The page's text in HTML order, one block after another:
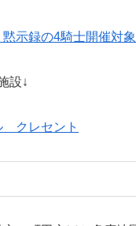
黙示録の4騎士開催対
設↓
クレセント